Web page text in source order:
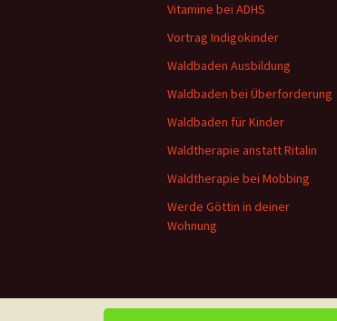
Vitamine bei ADHS
Vortrag Indigokinder
Waldbaden Ausbildung
Waldbaden bei Überforderung
Waldbaden für Kinder
Waldtherapie anstatt Ritalin
Waldtherapie bei Mobbing
Werde Göttin in deiner
Wohnung